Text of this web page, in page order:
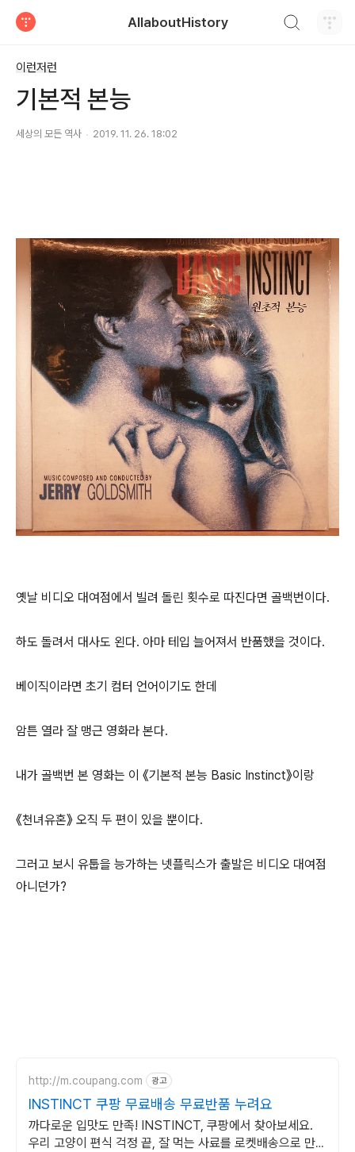
AllaboutHistory
이런저런
기본적 본능
세상의 모든 역사 2019. 11. 26. 18:02
옛날 비디오 대여점에서 빌려 돌린 횟수로 따진다면 골백번이다.
하도 돌려서 대사도 왼다. 아마 테입 늘어져서 반품했을 것이다.
베이직이라면 초기 컴터 언어이기도 한데
암튼 열라 잘 맹근 영화라 본다.
내가 골백번 본 영화는 이 《기본적 본능 Basic Instinct》이랑
《천녀유혼》 오직 두 편이 있을 뿐이다.
그러고 보시 유툽을 능가하는 넷플릭스가 출발은 비디오 대여점
아니던가?
http://m.coupang.com 광고
INSTINCT 쿠팡 무료배송 무료반품 누려요
까다로운 입맛도 만족! INSTINCT, 쿠팡에서 찾아보세요.
우리 고양이 편식 걱정 끝, 잘 먹는 사료를 로켓배송으로 만나